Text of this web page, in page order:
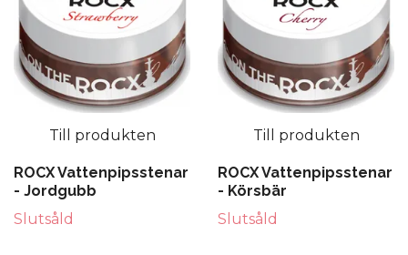
Till produkten
ROCX Vattenpipsstenar
- Jordgubb
Slutsåld
Till produkten
ROCX Vattenpipsstenar
- Körsbär
Slutsåld